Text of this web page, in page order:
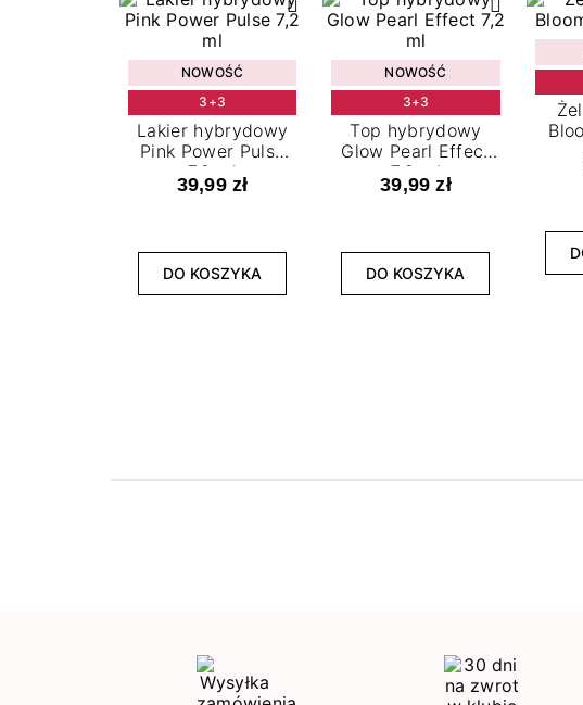
NOWOŚĆ
3+3
Lakier hybrydowy
Pink Power Pulse
7,2 ml
39,99 zł
DO KOSZYKA
NOWOŚĆ
3+3
Top hybrydowy
Glow Pearl Effect
7,2 ml
39,99 zł
DO KOSZYKA